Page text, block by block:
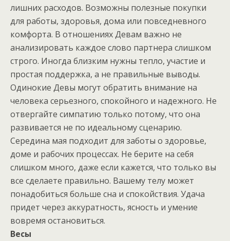
лишних расходов. Возможны полезные покупки
для работы, здоровья, дома или повседневного
комфорта. В отношениях Девам важно не
анализировать каждое слово партнера слишком
строго. Иногда близким нужны тепло, участие и
простая поддержка, а не правильные выводы.
Одинокие Девы могут обратить внимание на
человека серьезного, спокойного и надежного. Не
отвергайте симпатию только потому, что она
развивается не по идеальному сценарию.
Середина мая подходит для заботы о здоровье,
доме и рабочих процессах. Не берите на себя
слишком много, даже если кажется, что только вы
все сделаете правильно. Вашему телу может
понадобиться больше сна и спокойствия. Удача
придет через аккуратность, ясность и умение
вовремя остановиться.
Весы